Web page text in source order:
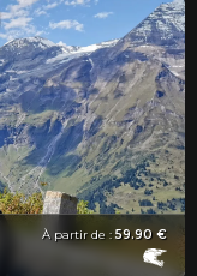
À partir de : 59.90 €